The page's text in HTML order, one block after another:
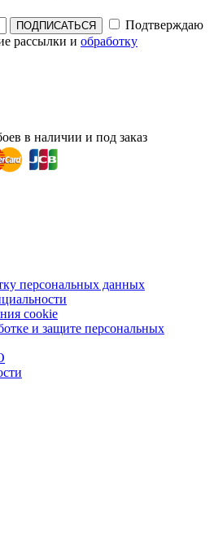
ПОДПИСАТЬСЯ
Подтверждаю
рассылки и обработку
в наличии и под заказ
персональных данных
cookie
и защите персональных